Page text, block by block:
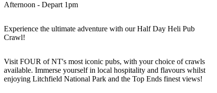
Afternoon - Depart 1pm
Experience the ultimate adventure with our Half Day Heli Pub
Crawl!
Visit FOUR of NT's most iconic pubs, with your choice of crawls
available. Immerse yourself in local hospitality and flavours whilst
enjoying Litchfield National Park and the Top Ends finest views!